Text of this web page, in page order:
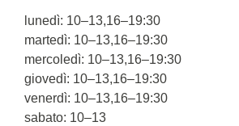
lunedì: 10–13,16–19:30
martedì: 10–13,16–19:30
mercoledì: 10–13,16–19:30
giovedì: 10–13,16–19:30
venerdì: 10–13,16–19:30
sabato: 10–13